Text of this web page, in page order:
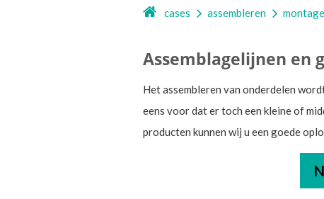
cases assembleren
Assemblagelijnen en
Het assembleren van onderdelen
eens voor dat er toch een kleine of
producten kunnen wij u een goede